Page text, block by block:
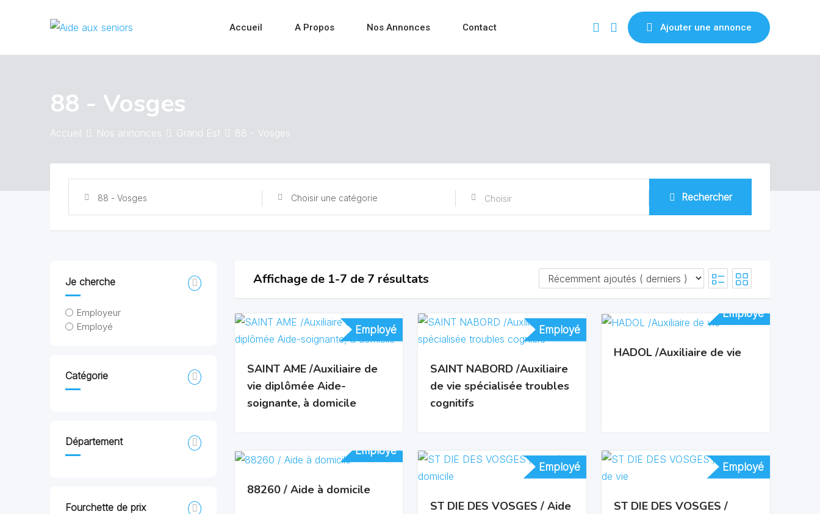
Accueil A Propos Nos Annonces Contact Ajouter une annonce
88 - Vosges
Accueil Nos annonces Grand Est 88 - Vosges
88 - Vosges Choisir une catégorie Choisir Rechercher
Je cherche
Employeur
Employé
Catégorie
Département
Fourchette de prix
Affichage de 1-7 de 7 résultats
Employé
Employé
SAINT AME /Auxiliaire de
vie diplômée Aide-
soignante, à domicile
Employé
Employé
SAINT NABORD /Auxiliaire
de vie spécialisée troubles
cognitifs
Employé
Employé
HADOL /Auxiliaire de vie
Employé
Employé
88260 / Aide à domicile
Employé
Employé
ST DIE DES VOSGES / Aide
Employé
Employé
ST DIE DES VOSGES /